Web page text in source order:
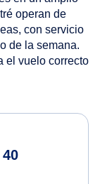
operan de
con servicio
de la semana.
el vuelo correcto